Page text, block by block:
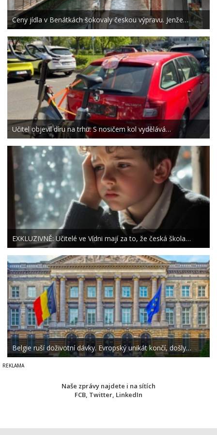
Ceny jídla v Benátkách šokovaly českou výpravu. Jenže…
Učitel objevil díru na trhu. S nosičem kol vydělává…
EXKLUZIVNĚ: Učitelé ve Vídni mají za to, že česká škola…
Belgie ruší doživotní dávky. Evropský unikát končí, došly…
Naše zprávy najdete i na sítích
FCB Twitter LinkedIn